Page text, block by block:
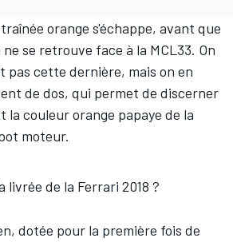
orange s'échappe, avant que
se retrouve face à la MCL33. On
pas cette dernière, mais on en
de dos, qui permet de discerner
la couleur orange papaye de la
moteur.
livrée de la Ferrari 2018 ?
dotée pour la première fois de